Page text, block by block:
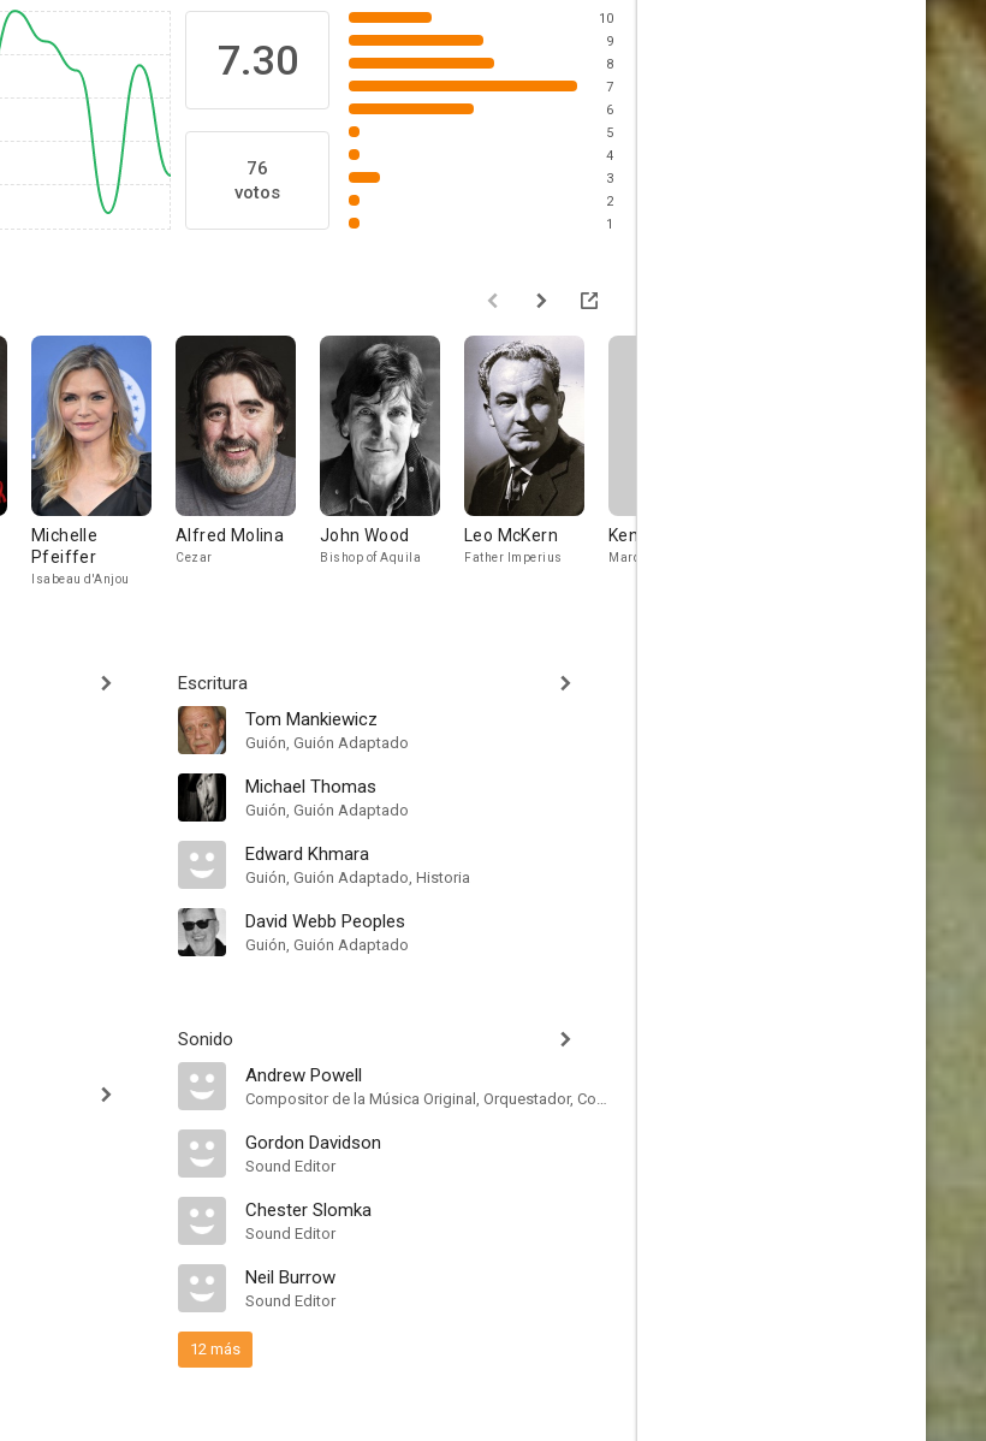
7.30
76
votos
10
9
8
7
6
5
4
3
2
1
Michelle
Pfeiffer
Isabeau d'Anjou
Alfred Molina
Cezar
John Wood
Bishop of Aquila
Leo McKern
Father Imperius
Ken Hutchison
Marquet
Escritura
Tom Mankiewicz
Guión, Guión Adaptado
Michael Thomas
Guión, Guión Adaptado
Edward Khmara
Guión, Guión Adaptado, Historia
David Webb Peoples
Guión, Guión Adaptado
Sonido
Andrew Powell
Compositor de la Música Original, Orquestador, Conductor
Gordon Davidson
Sound Editor
Chester Slomka
Sound Editor
Neil Burrow
Sound Editor
12 más